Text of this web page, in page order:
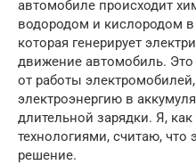
автомобиле происходит
водородом и кислородом
которая генерирует
движение автомобиль. Это
от работы
электроэнергию в
длительной зарядки. Я,
технологиями, считаю, что
решение.